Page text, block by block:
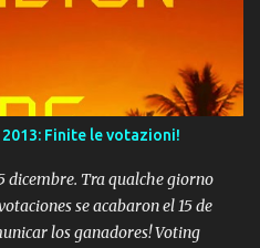
2013: Finite le votazioni!
dicembre. Tra qualche giorno
se acabaron el 15 de
los ganadores! Voting